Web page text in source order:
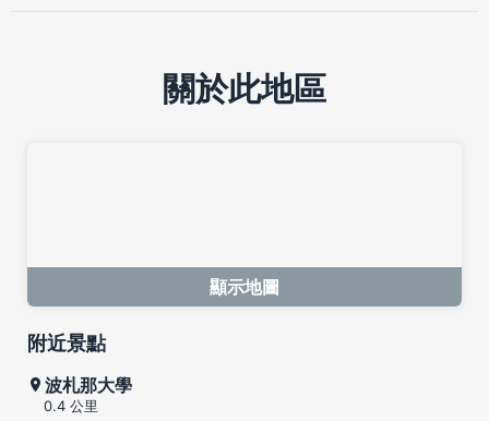
關於此地區
顯示地圖
附近景點
波札那大學
0.4 公里